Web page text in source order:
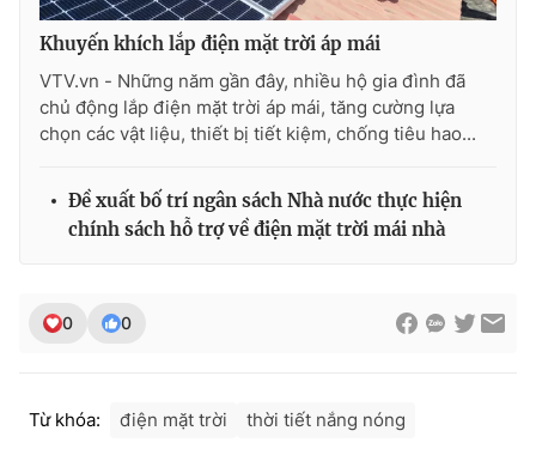
Khuyến khích lắp điện mặt trời áp mái
VTV.vn - Những năm gần đây, nhiều hộ gia đình đã
chủ động lắp điện mặt trời áp mái, tăng cường lựa
chọn các vật liệu, thiết bị tiết kiệm, chống tiêu hao...
Đề xuất bố trí ngân sách Nhà nước thực hiện
chính sách hỗ trợ về điện mặt trời mái nhà
0 0
Từ khóa: điện mặt trời thời tiết nắng nóng